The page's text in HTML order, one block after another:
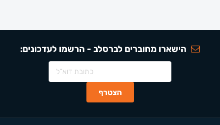
הישארו מחוברים לברסלב - הרשמו לעדכונים: